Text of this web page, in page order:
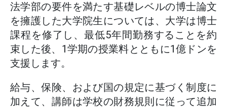
法学部の要件を満たす基礎レベルの博士論文
を擁護した大学院生については、大学は博士
課程を修了し、最低5年間勤務することを約
束した後、1学期の授業料とともに1億ドンを
支援します。
給与、保険、および国の規定に基づく制度に
加えて、講師は学校の財務規則に従って追加